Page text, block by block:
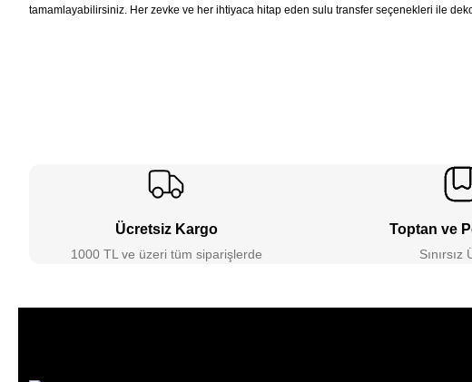
tamamlayabilirsiniz. Her zevke ve her ihtiyaca hitap eden sulu transfer seçenekleri ile
Ücretsiz Kargo
1000 TL ve üzeri tüm siparişlerde
Toptan ve
Sınırsız